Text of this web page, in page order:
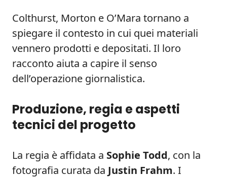
Colthurst, Morton e O’Mara tornano a
spiegare il contesto in cui quei materiali
vennero prodotti e depositati. Il loro
racconto aiuta a capire il senso
dell’operazione giornalistica.
Produzione, regia e aspetti
tecnici del progetto
La regia è affidata a Sophie Todd, con la
fotografia curata da Justin Frahm. I